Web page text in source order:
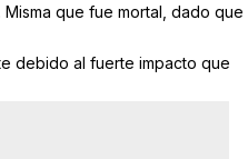
que fue mortal, dado que
debido al fuerte impacto que